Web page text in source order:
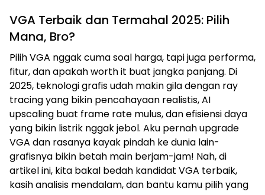
VGA Terbaik dan Termahal 2025: Pilih
Mana, Bro?
Pilih VGA nggak cuma soal harga, tapi juga performa,
fitur, dan apakah worth it buat jangka panjang. Di
2025, teknologi grafis udah makin gila dengan ray
tracing yang bikin pencahayaan realistis, AI
upscaling buat frame rate mulus, dan efisiensi daya
yang bikin listrik nggak jebol. Aku pernah upgrade
VGA dan rasanya kayak pindah ke dunia lain-
grafisnya bikin betah main berjam-jam! Nah, di
artikel ini, kita bakal bedah kandidat VGA terbaik,
kasih analisis mendalam, dan bantu kamu pilih yang